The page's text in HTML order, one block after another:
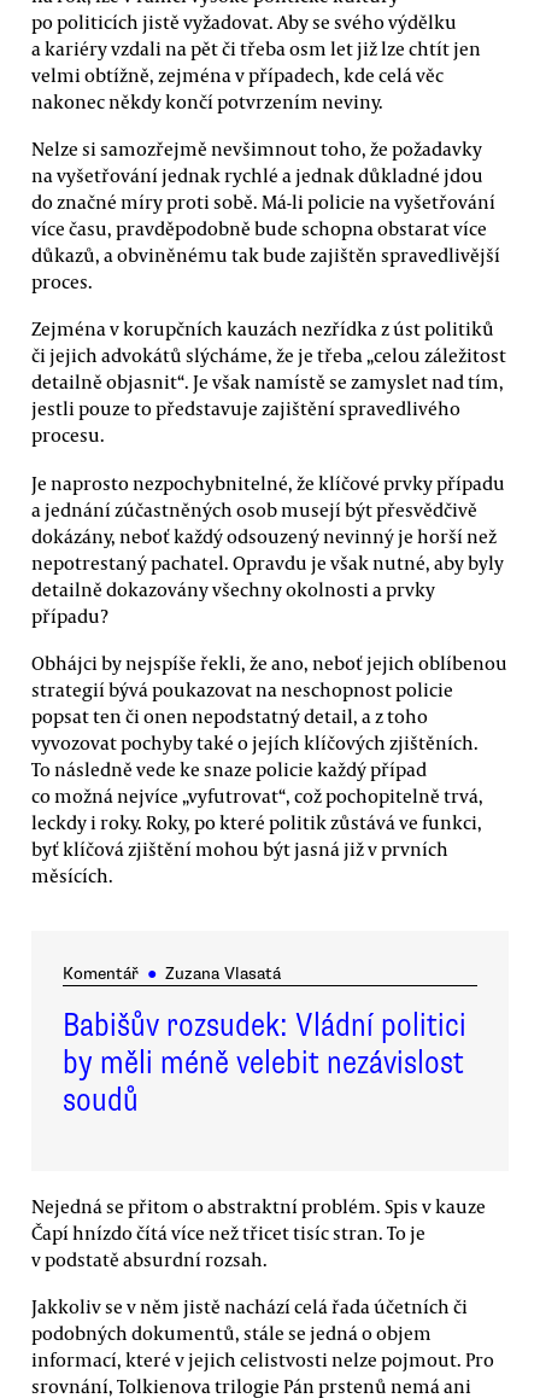
po politicích jistě vyžadovat. Aby se svého výdělku
a kariéry vzdali na pět či třeba osm let již lze chtít jen
velmi obtížně, zejména v případech, kde celá věc
nakonec někdy končí potvrzením neviny.
Nelze si samozřejmě nevšimnout toho, že požadavky
na vyšetřování jednak rychlé a jednak důkladné jdou
do značné míry proti sobě. Má-li policie na vyšetřování
více času, pravděpodobně bude schopna obstarat více
důkazů, a obviněnému tak bude zajištěn spravedlivější
proces.
Zejména v korupčních kauzách nezřídka z úst politiků
či jejich advokátů slýcháme, že je třeba „celou záležitost
detailně objasnit“. Je však namístě se zamyslet nad tím,
jestli pouze to představuje zajištění spravedlivého
procesu.
Je naprosto nezpochybnitelné, že klíčové prvky případu
a jednání zúčastněných osob musejí být přesvědčivě
dokázány, neboť každý odsouzený nevinný je horší než
nepotrestaný pachatel. Opravdu je však nutné, aby byly
detailně dokazovány všechny okolnosti a prvky
případu?
Obhájci by nejspíše řekli, že ano, neboť jejich oblíbenou
strategií bývá poukazovat na neschopnost policie
popsat ten či onen nepodstatný detail, a z toho
vyvozovat pochyby také o jejích klíčových zjištěních.
To následně vede ke snaze policie každý případ
co možná nejvíce „vyfutrovat“, což pochopitelně trvá,
leckdy i roky. Roky, po které politik zůstává ve funkci,
byť klíčová zjištění mohou být jasná již v prvních
měsících.
Komentář ● Zuzana Vlasatá
Babišův rozsudek: Vládní politici
by měli méně velebit nezávislost
soudů
Nejedná se přitom o abstraktní problém. Spis v kauze
Čapí hnízdo čítá více než třicet tisíc stran. To je
v podstatě absurdní rozsah.
Jakkoliv se v něm jistě nachází celá řada účetních či
podobných dokumentů, stále se jedná o objem
informací, které v jejich celistvosti nelze pojmout. Pro
srovnání, Tolkienova trilogie Pán prstenů nemá ani